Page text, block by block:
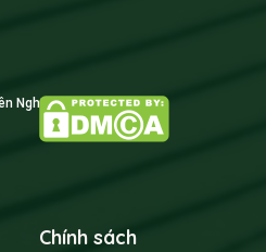
Chính sách